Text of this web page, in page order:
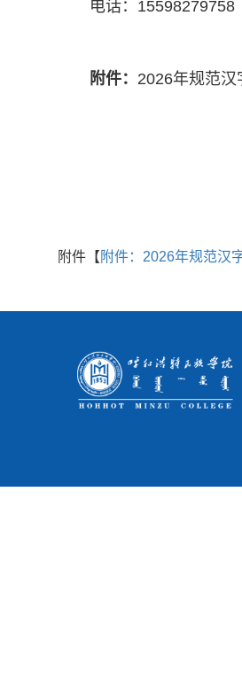
电话：15598279758
附件： 2026年规范汉
附件【 附件：2026年规范汉